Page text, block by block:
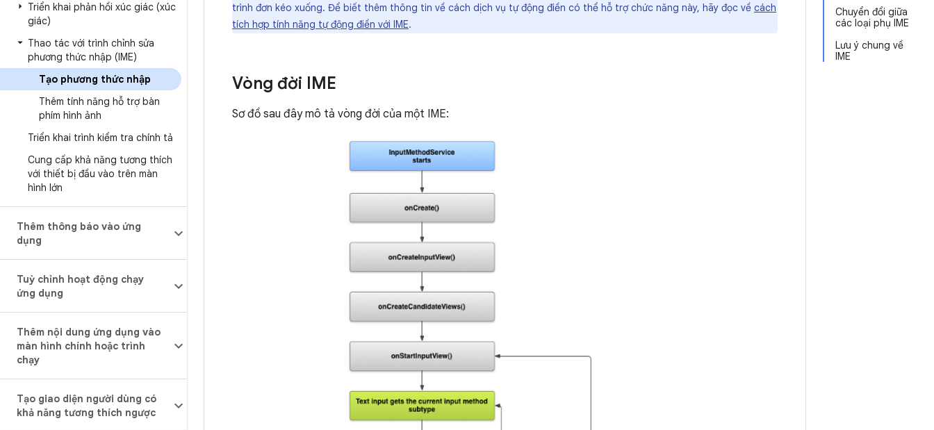
Triển khai phản hồi xúc giác (xúc
giác)
Thao tác với trình chỉnh sửa
phương thức nhập (IME)
Tạo phương thức nhập
Thêm tính năng hỗ trợ bàn
phím hình ảnh
Triển khai trình kiểm tra chính tả
Cung cấp khả năng tương thích
với thiết bị đầu vào trên màn
hình lớn
Thêm thông báo vào ứng
dụng
Tuỳ chỉnh hoạt động chạy
ứng dụng
Thêm nội dung ứng dụng vào
màn hình chính hoặc trình
chạy
Tạo giao diện người dùng có
khả năng tương thích ngược
Chuyển đổi giữa
các loại phụ IME
Lưu ý chung về
IME
trình đơn kéo xuống. Để biết thêm thông tin về cách dịch vụ tự động điền có thể hỗ trợ chức năng này, hãy đọc về cách
tích hợp tính năng tự động điền với IME.
Vòng đời IME
Sơ đồ sau đây mô tả vòng đời của một IME: